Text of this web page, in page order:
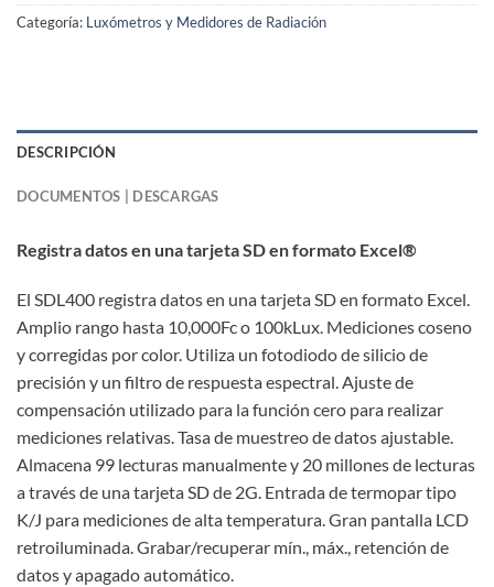
Categoría: Luxómetros y Medidores de Radiación
DESCRIPCIÓN
DOCUMENTOS | DESCARGAS
Registra datos en una tarjeta SD en formato Excel®
El SDL400 registra datos en una tarjeta SD en formato Excel.
Amplio rango hasta 10,000Fc o 100kLux. Mediciones coseno
y corregidas por color. Utiliza un fotodiodo de silicio de
precisión y un filtro de respuesta espectral. Ajuste de
compensación utilizado para la función cero para realizar
mediciones relativas. Tasa de muestreo de datos ajustable.
Almacena 99 lecturas manualmente y 20 millones de lecturas
a través de una tarjeta SD de 2G. Entrada de termopar tipo
K/J para mediciones de alta temperatura. Gran pantalla LCD
retroiluminada. Grabar/recuperar mín., máx., retención de
datos y apagado automático.